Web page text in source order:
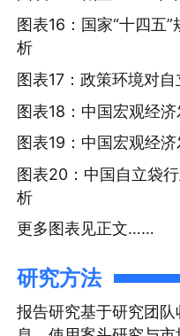
图表16：国家“十四五
析
图表17：政策环境对
图表18：中国宏观经
图表19：中国宏观经
图表20：中国自立袋
析
更多图表见正文……
研究方法
报告研究基于研究团